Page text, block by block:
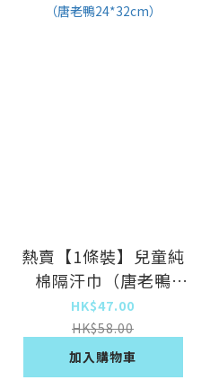
熱賣【1條裝】兒童純
棉隔汗巾（唐老鴨
24*32cm）
HK$47.00
HK$58.00
加入購物車